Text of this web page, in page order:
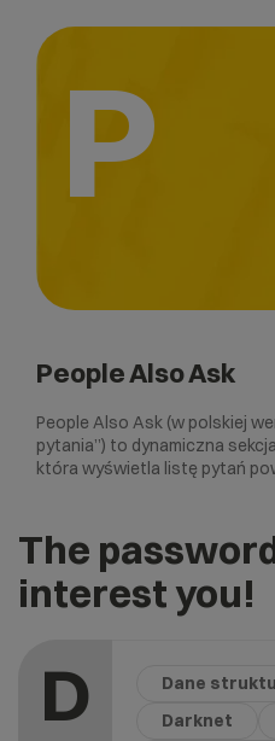
P
People Also Ask
People Also Ask (w polskiej
pytania”) to dynamiczna
która wyświetla listę pytań
The
interest you!
D Dane
Darknet